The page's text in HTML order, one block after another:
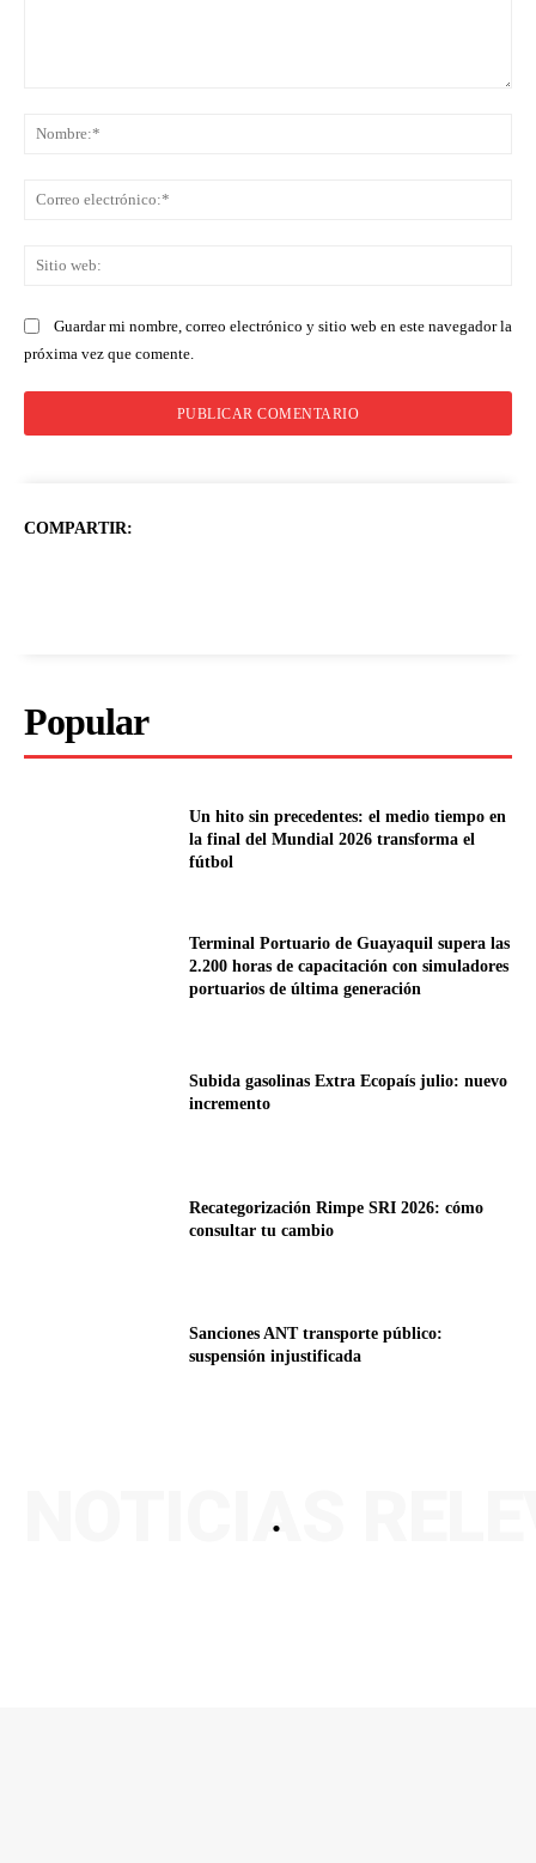
Guardar mi nombre, correo electrónico y sitio web en este navegador la
próxima vez que comente.
COMPARTIR:
Popular
Un hito sin precedentes: el medio tiempo en
la final del Mundial 2026 transforma el
fútbol
Terminal Portuario de Guayaquil supera las
2.200 horas de capacitación con simuladores
portuarios de última generación
Subida gasolinas Extra Ecopaís julio: nuevo
incremento
Recategorización Rimpe SRI 2026: cómo
consultar tu cambio
Sanciones ANT transporte público:
suspensión injustificada
.
NOTICIAS